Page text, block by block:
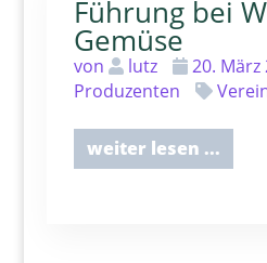
Führung bei
Gemüse
von lutz
20. März
Produzenten
weiter lesen ...